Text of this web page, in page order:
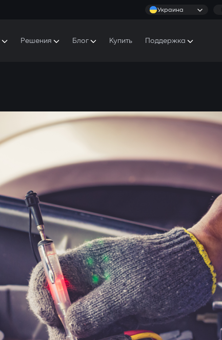
Украина
Решения Блог Купить Поддержка